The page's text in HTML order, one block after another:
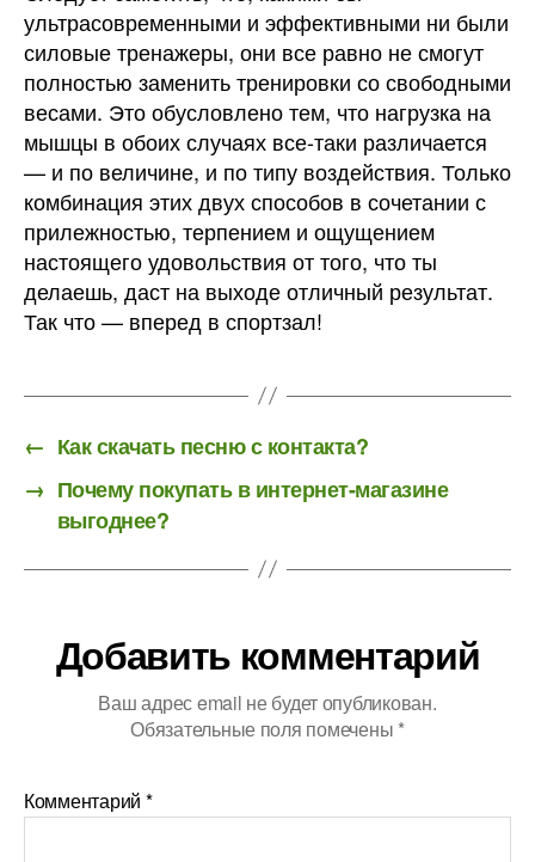
ультрасовременными и эффективными ни были
силовые тренажеры, они все равно не смогут
полностью заменить тренировки со свободными
весами. Это обусловлено тем, что нагрузка на
мышцы в обоих случаях все-таки различается
— и по величине, и по типу воздействия. Только
комбинация этих двух способов в сочетании с
прилежностью, терпением и ощущением
настоящего удовольствия от того, что ты
делаешь, даст на выходе отличный результат.
Так что — вперед в спортзал!
← Как скачать песню с контакта?
→ Почему покупать в интернет-магазине
выгоднее?
Добавить комментарий
Ваш адрес email не будет опубликован.
Обязательные поля помечены *
Комментарий *